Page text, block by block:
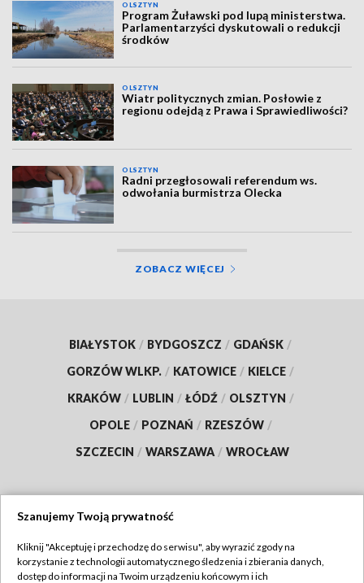
OLSZTYN
Program Żuławski pod lupą ministerstwa.
Parlamentarzyści dyskutowali o redukcji
środków
OLSZTYN
Wiatr politycznych zmian. Posłowie z
regionu odejdą z Prawa i Sprawiedliwości?
OLSZTYN
Radni przegłosowali referendum ws.
odwołania burmistrza Olecka
ZOBACZ WIĘCEJ
BIAŁYSTOK / BYDGOSZCZ / GDAŃSK /
GORZÓW WLKP. / KATOWICE / KIELCE /
KRAKÓW / LUBLIN / ŁÓDŹ / OLSZTYN /
OPOLE / POZNAŃ / RZESZÓW /
SZCZECIN / WARSZAWA / WROCŁAW
TVP
Szanujemy Twoją prywatność
Kliknij "Akceptuję i przechodzę do serwisu", aby wyrazić zgody na
korzystanie z technologii automatycznego śledzenia i zbierania danych,
dostęp do informacji na Twoim urządzeniu końcowym i ich